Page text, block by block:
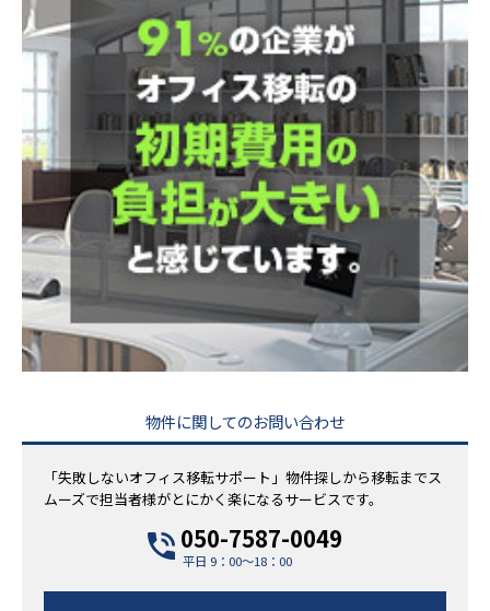
物件に関してのお問い合わせ
「失敗しないオフィス移転サポート」物件探しから移転までス
ムーズで担当者様がとにかく楽になるサービスです。
050-7587-0049
平日 9：00～18：00